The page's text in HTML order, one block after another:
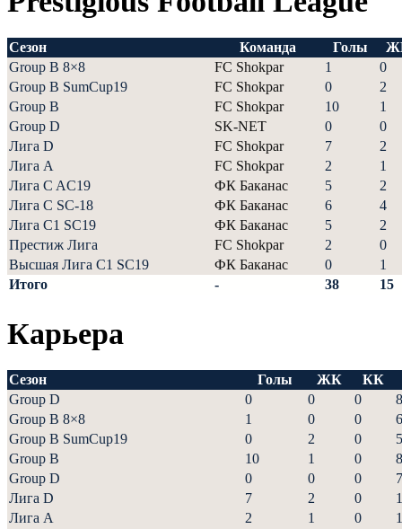
Сезон Команда Голы
Group B 8×8
FC Shokpar 1
0
Group B SumCup19
FC Shokpar 0
2
Group B
FC Shokpar 10
1
Group D
SK-NET 0
0
Лига D
FC Shokpar 7
2
Лига А
FC Shokpar 2
1
Лига C AC19
ФК Баканас 5
2
Лига С SC-18
ФК Баканас 6
4
Лига С1 SC19
ФК Баканас 5
2
Престиж Лига
FC Shokpar 2
0
Высшая Лига С1 SC19
ФК Баканас 0
1
Итого
- 38 15
Карьера
Сезон Голы ЖК
КК
Group D
0 0 0
8
Group B 8×8
1 0 0
6
Group B SumCup19
0 2 0
5
Group B
10 1 0
8
Group D
0 0 0
7
Лига D
7 2 0
Лига А
2 1 0